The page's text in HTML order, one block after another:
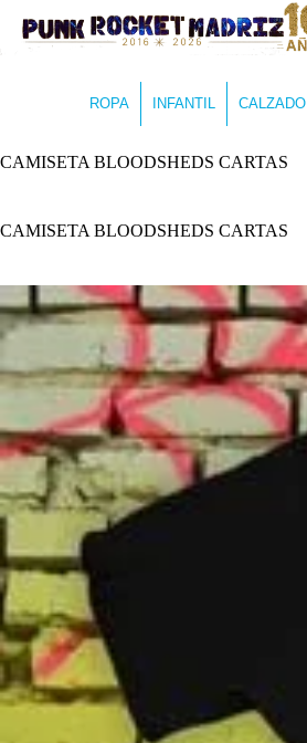
ROPA INFANTIL CALZADO
CAMISETA BLOODSHEDS CARTAS
CAMISETA BLOODSHEDS CARTAS